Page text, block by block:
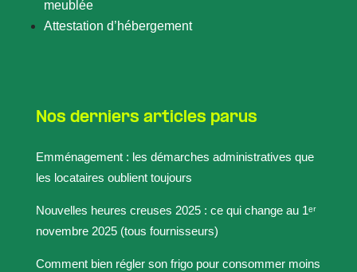
meublée
Attestation d’hébergement
Nos derniers articles parus
Emménagement : les démarches administratives que
les locataires oublient toujours
Nouvelles heures creuses 2025 : ce qui change au 1ᵉʳ
novembre 2025 (tous fournisseurs)
Comment bien régler son frigo pour consommer moins